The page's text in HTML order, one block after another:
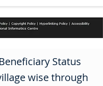
Status
wise through